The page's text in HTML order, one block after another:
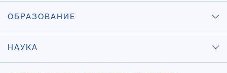
ОБРАЗОВАНИЕ
НАУКА